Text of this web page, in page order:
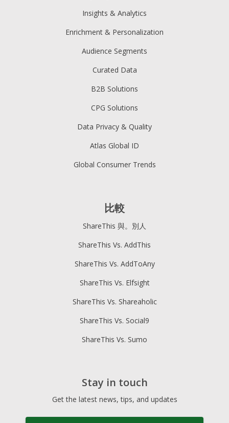
Insights & Analytics
Enrichment & Personalization
Audience Segments
Curated Data
B2B Solutions
CPG Solutions
Data Privacy & Quality
Atlas Global ID
Global Consumer Trends
比較
ShareThis 與。別人
ShareThis Vs. AddThis
ShareThis Vs. AddToAny
ShareThis Vs. Elfsight
ShareThis Vs. Shareaholic
ShareThis Vs. Social9
ShareThis Vs. Sumo
Stay in touch
Get the latest news, tips, and updates